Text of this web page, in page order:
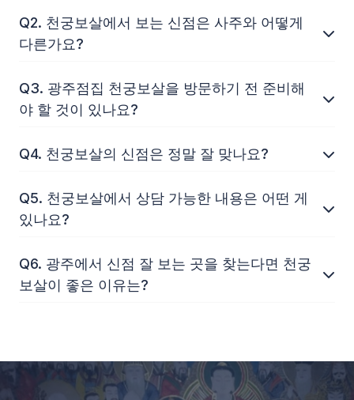
Q2. 천궁보살에서 보는 신점은 사주와 어떻게
다른가요?
Q3. 광주점집 천궁보살을 방문하기 전 준비해
야 할 것이 있나요?
Q4. 천궁보살의 신점은 정말 잘 맞나요?
Q5. 천궁보살에서 상담 가능한 내용은 어떤 게
있나요?
Q6. 광주에서 신점 잘 보는 곳을 찾는다면 천궁
보살이 좋은 이유는?